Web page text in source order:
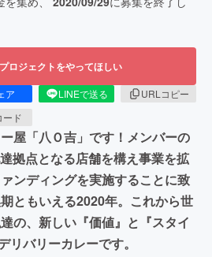
ロジェクトをやってほしい
ア LINEで送る
URLコピー
ード
屋「八Ｏ吉」です！メンバーの
拠点となる店舗を構え事業を拡
ンディングを実施することに致
ともいえる2020年。これから世
の、新しい『価値』と『スタイ
リバリーカレーです。